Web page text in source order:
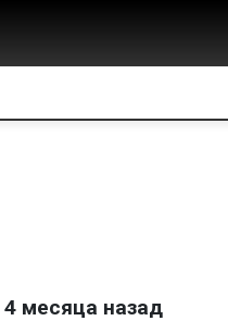
4 месяца назад